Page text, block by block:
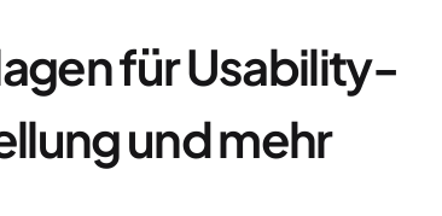
für Usability-
und mehr